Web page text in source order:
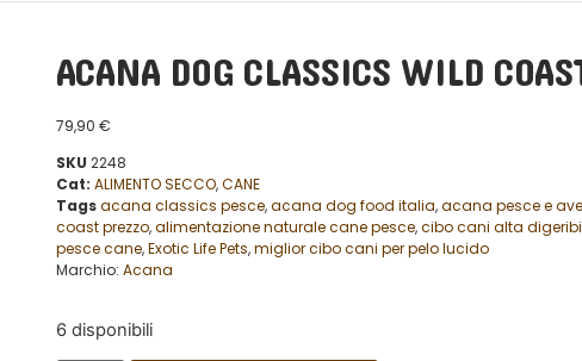
ACANA DOG CLASSICS WILD
79,90 €
SKU 2248
Cat: ALIMENTO SECCO,CANE
Tagsacana classics pesce,acana dog food italia,acana pesce e
coast prezzo,alimentazione naturale cane pesce,cibo cani alta
pesce cane,Exotic Life Pets,miglior cibo cani per pelo lucido
Marchio: Acana
6 disponibili